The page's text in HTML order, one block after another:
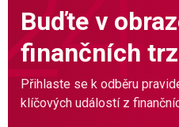
Buďte v
finančních
Přihlaste se k odběru
klíčových událostí z